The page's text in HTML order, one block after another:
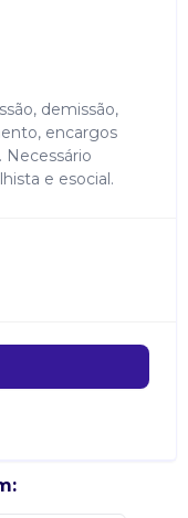
demissão,
encargos
Necessário
e esocial.